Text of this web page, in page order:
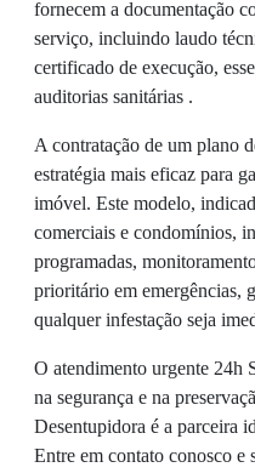
fornecem a documentação
serviço, incluindo laudo
certificado de execução,
auditorias sanitárias .
A contratação de um plano
estratégia mais eficaz para
imóvel. Este modelo,
comerciais e condomínios,
programadas,
prioritário em emergências,
qualquer infestação seja
O atendimento urgente 24h
na segurança e na
Desentupidora é a parceira
Entre em contato conosco e